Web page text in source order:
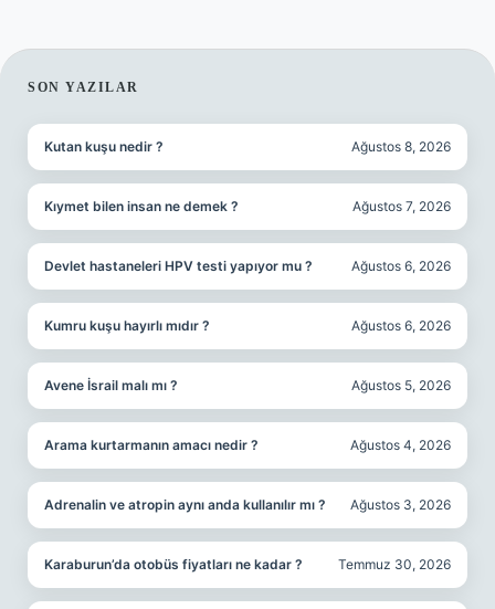
SIDEBAR
SON YAZILAR
Kutan kuşu nedir ? Ağustos 8, 2026
Kıymet bilen insan ne demek ? Ağustos 7, 2026
Devlet hastaneleri HPV testi yapıyor mu ? Ağustos 6, 2026
Kumru kuşu hayırlı mıdır ? Ağustos 6, 2026
Avene İsrail malı mı ? Ağustos 5, 2026
Arama kurtarmanın amacı nedir ? Ağustos 4, 2026
Adrenalin ve atropin aynı anda kullanılır mı ? Ağustos 3, 2026
Karaburun’da otobüs fiyatları ne kadar ? Temmuz 30, 2026